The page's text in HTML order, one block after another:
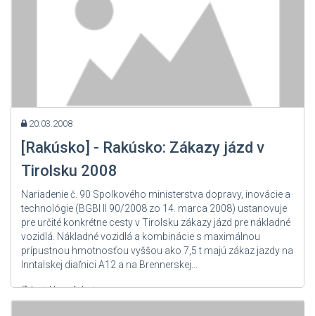
20.03.2008
[Rakúsko] - Rakúsko: Zákazy jázd v
Tirolsku 2008
Nariadenie č. 90 Spolkového ministerstva dopravy, inovácie a
technológie (BGBl II 90/2008 zo 14. marca 2008) ustanovuje
pre určité konkrétne cesty v Tirolsku zákazy jázd pre nákladné
vozidlá. Nákladné vozidlá a kombinácie s maximálnou
prípustnou hmotnosťou vyššou ako 7,5 t majú zákaz jazdy na
Inntalskej diaľnici A12 a na Brennerskej...
Zdroj: User Admin